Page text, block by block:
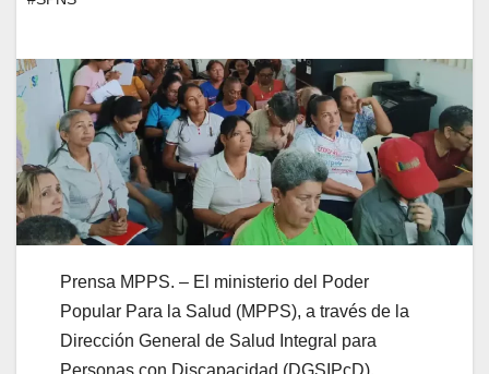
Prensa MPPS. – El ministerio del Poder
Popular Para la Salud (MPPS), a través de la
Dirección General de Salud Integral para
Personas con Discapacidad (DGSIPcD),